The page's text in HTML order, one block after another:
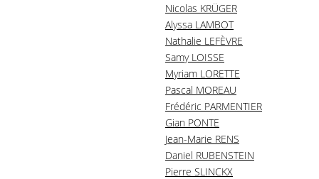
Nicolas KRÜGER
Alyssa LAMBOT
Nathalie LEFÈVRE
Samy LOISSE
Myriam LORETTE
Pascal MOREAU
Frédéric PARMENTIER
Gian PONTE
Jean-Marie RENS
Daniel RUBENSTEIN
Pierre SLINCKX